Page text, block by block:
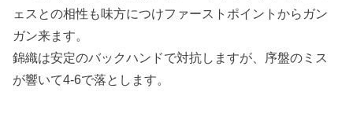
ェスとの相性も味方につけファーストポイントからガン
ガン来ます。
錦織は安定のバックハンドで対抗しますが、序盤のミス
が響いて4-6で落とします。